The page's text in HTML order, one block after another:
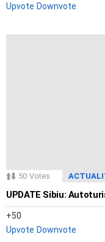
Upvote Downvote
50 Votes
UPDATE Sibiu:
50
Upvote Downvote